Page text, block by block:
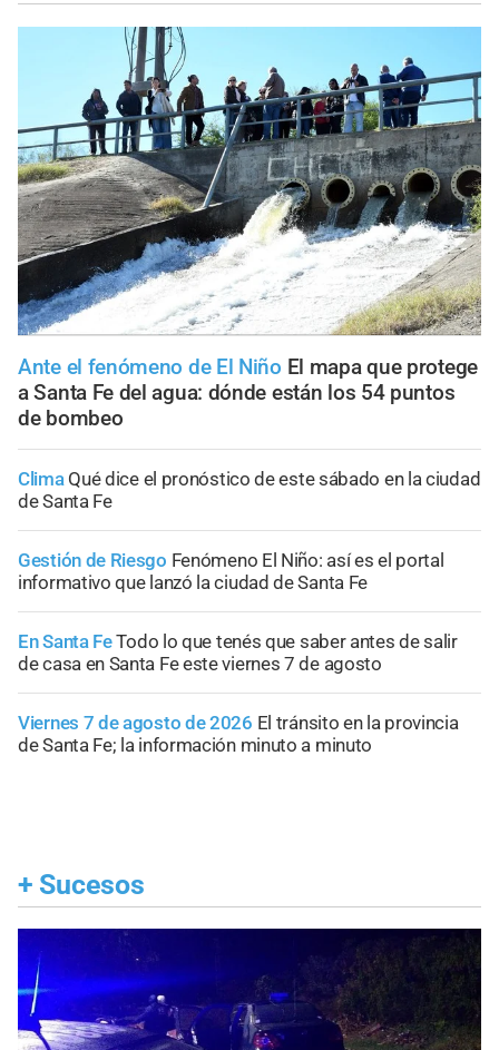
Ante el fenómeno de El Niño El mapa que protege
a Santa Fe del agua: dónde están los 54 puntos
de bombeo
Clima Qué dice el pronóstico de este sábado en la ciudad
de Santa Fe
Gestión de Riesgo Fenómeno El Niño: así es el portal
informativo que lanzó la ciudad de Santa Fe
En Santa FeTodo lo que tenés que saber antes de salir
de casa en Santa Fe este viernes 7 de agosto
Viernes 7 de agosto de 2026 El tránsito en la provincia
de Santa Fe; la información minuto a minuto
+ Sucesos